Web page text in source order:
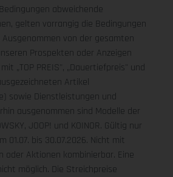
abweichende
gelten vorrangig die Bedingungen
von der gesamten
Prospekten oder Anzeigen
„TOP PREIS", „Dauertiefpreis" und
Artikel
sowie Dienstleistungen und
ausgenommen sind Modelle der
JOOP! und KOINOR. Gültig nur
01.07. bis 30.07.2026. Nicht mit
oder Aktionen kombinierbar. Eine
möglich. Die Streichpreise